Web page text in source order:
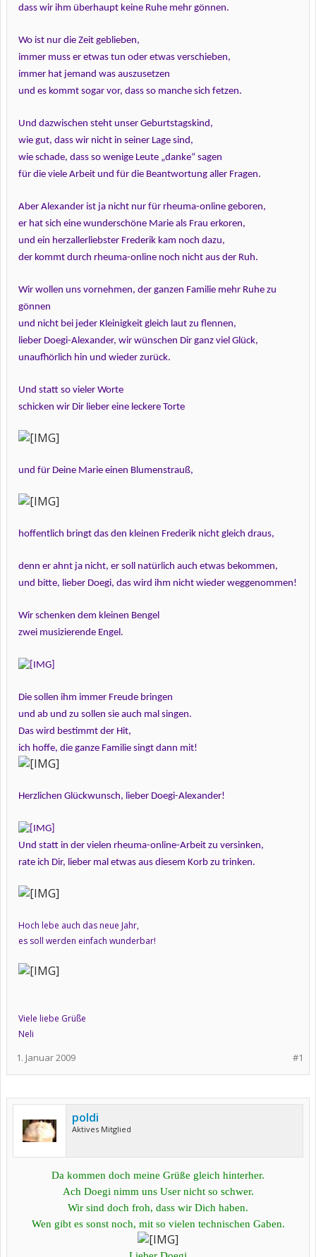
dass wir ihm überhaupt keine Ruhe mehr gönnen.
Wo ist nur die Zeit geblieben,
immer muss er etwas tun oder etwas verschieben,
immer hat jemand was auszusetzen
und es kommt sogar vor, dass so manche sich fetzen.
Und dazwischen steht unser Geburtstagskind,
wie gut, dass wir nicht in seiner Lage sind,
wie schade, dass so wenige Leute „danke“ sagen
für die viele Arbeit und für die Beantwortung aller Fragen.
Aber Alexander ist ja nicht nur für rheuma-online geboren,
er hat sich eine wunderschöne Marie als Frau erkoren,
und ein herzallerliebster Frederik kam noch dazu,
der kommt durch rheuma-online noch nicht aus der Ruh.
Wir wollen uns vornehmen, der ganzen Familie mehr Ruhe zu
gönnen
und nicht bei jeder Kleinigkeit gleich laut zu flennen,
lieber Doegi-Alexander, wir wünschen Dir ganz viel Glück,
unaufhörlich hin und wieder zurück.
Und statt so vieler Worte
schicken wir Dir lieber eine leckere Torte
und für Deine Marie einen Blumenstrauß,
hoffentlich bringt das den kleinen Frederik nicht gleich draus,
denn er ahnt ja nicht, er soll natürlich auch etwas bekommen,
und bitte, lieber Doegi, das wird ihm nicht wieder weggenommen!
Wir schenken dem kleinen Bengel
zwei musizierende Engel.
Die sollen ihm immer Freude bringen
und ab und zu sollen sie auch mal singen.
Das wird bestimmt der Hit,
ich hoffe, die ganze Familie singt dann mit!
Herzlichen Glückwunsch, lieber Doegi-Alexander!
Und statt in der vielen rheuma-online-Arbeit zu versinken,
rate ich Dir, lieber mal etwas aus diesem Korb zu trinken.
Hoch lebe auch das neue Jahr,
es soll werden einfach wunderbar!
Viele liebe Grüße
Neli
#1
1. Januar 2009
poldi
Aktives Mitglied
Da kommen doch meine Grüße gleich hinterher.
Ach Doegi nimm uns User nicht so schwer.
Wir sind doch froh, dass wir Dich haben.
Wen gibt es sonst noch, mit so vielen technischen Gaben.